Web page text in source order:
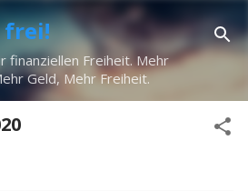
zum Hauptbereich
frei!
finanziellen Freiheit. Mehr
Geld, Mehr Freiheit.